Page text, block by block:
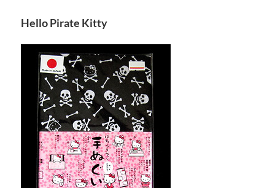
Hello Pirate Kitty